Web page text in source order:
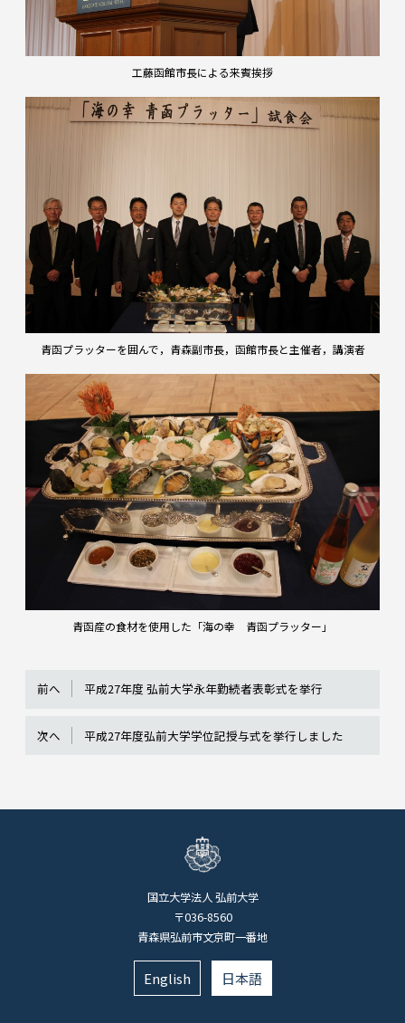
工藤函館市長による来賓挨拶
青函プラッターを囲んで，青森副市長，函館市長と主催者，講演者
青函産の食材を使用した「海の幸 青函プラッター」
前へ 平成27年度 弘前大学永年勤続者表彰式を挙行
次へ 平成27年度弘前大学学位記授与式を挙行しました
国立大学法人 弘前大学
〒036-8560
青森県弘前市文京町一番地
English 日本語